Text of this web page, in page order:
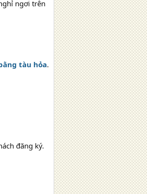
ngơi trên
tàu hỏa.
đăng ký.